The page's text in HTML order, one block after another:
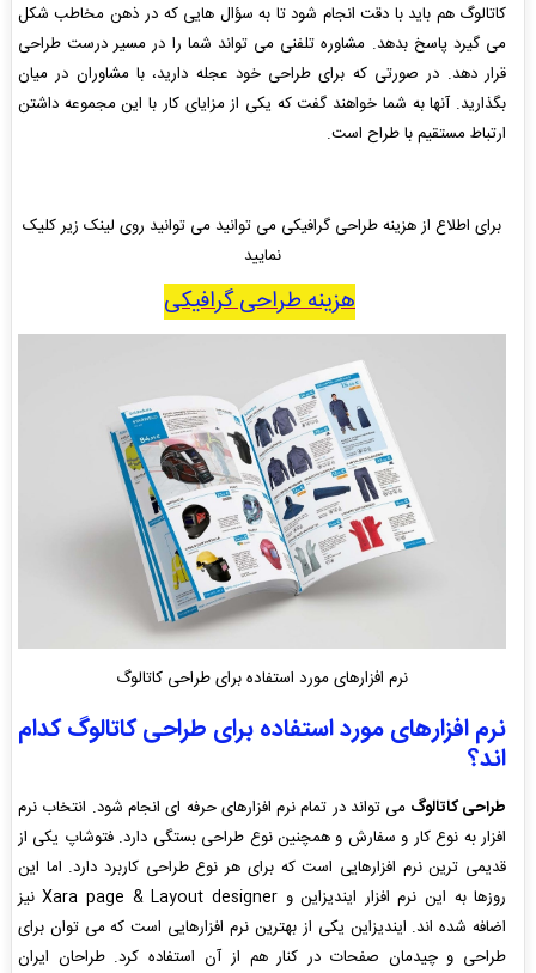
کاتالوگ هم باید با دقت انجام شود تا به سؤال هایی که در ذهن مخاطب شکل
می گیرد پاسخ بدهد. مشاوره تلفنی می تواند شما را در مسیر درست طراحی
قرار دهد. در صورتی که برای طراحی خود عجله دارید، با مشاوران در میان
بگذارید. آنها به شما خواهند گفت که یکی از مزایای کار با این مجموعه داشتن
ارتباط مستقیم با طراح است.
برای اطلاع از هزینه طراحی گرافیکی می توانید می توانید روی لینک زیر کلیک
نمایید
هزینه طراحی گرافیکی
نرم افزارهای مورد استفاده برای طراحی کاتالوگ
نرم افزارهای مورد استفاده برای طراحی کاتالوگ کدام
اند؟
طراحی کاتالوگ می تواند در تمام نرم افزارهای حرفه ای انجام شود. انتخاب نرم
افزار به نوع کار و سفارش و همچنین نوع طراحی بستگی دارد. فتوشاپ یکی از
قدیمی ترین نرم افزارهایی است که برای هر نوع طراحی کاربرد دارد. اما این
روزها به این نرم افزار ایندیزاین و Xara page & Layout designer نیز
اضافه شده اند. ایندیزاین یکی از بهترین نرم افزارهایی است که می توان برای
طراحی و چیدمان صفحات در کنار هم از آن استفاده کرد. طراحان ایران